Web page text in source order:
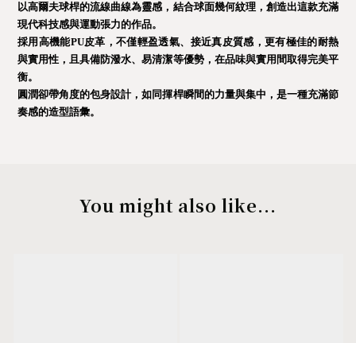
以高爾夫球桿的流線曲線為靈感，結合球面幾何紋理，創造出這款充滿
現代科技感與運動張力的作品。
採用高機能PU皮革，不僅輕盈透氣、接近真皮質感，更有極佳的耐熱
與實用性，且具備防潑水、易清潔等優勢，在品味與實用間取得完美平
衡。
圓潤卻帶角度的包身設計，如同揮桿瞬間的力量與集中，是一種充滿節
奏感的造型語彙。
You might also like...